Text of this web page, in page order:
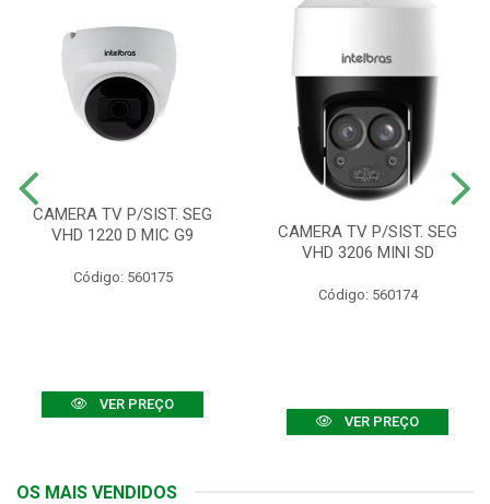
CAMERA TV P/SIST. SEG
VHD 1220 D MIC G9
Código: 560175
VER PREÇO
CAMERA TV P/SIST. SEG
VHD 3206 MINI SD
Código: 560174
VER PREÇO
OS MAIS VENDIDOS